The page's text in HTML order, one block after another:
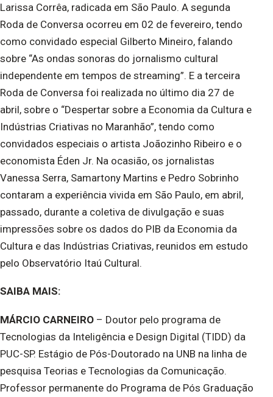
Larissa Corrêa, radicada em São Paulo. A segunda
Roda de Conversa ocorreu em 02 de fevereiro, tendo
como convidado especial Gilberto Mineiro, falando
sobre “As ondas sonoras do jornalismo cultural
independente em tempos de streaming”. E a terceira
Roda de Conversa foi realizada no último dia 27 de
abril, sobre o “Despertar sobre a Economia da Cultura e
Indústrias Criativas no Maranhão”, tendo como
convidados especiais o artista Joãozinho Ribeiro e o
economista Éden Jr. Na ocasião, os jornalistas
Vanessa Serra, Samartony Martins e Pedro Sobrinho
contaram a experiência vivida em São Paulo, em abril,
passado, durante a coletiva de divulgação e suas
impressões sobre os dados do PIB da Economia da
Cultura e das Indústrias Criativas, reunidos em estudo
pelo Observatório Itaú Cultural.
SAIBA MAIS:
MÁRCIO CARNEIRO – Doutor pelo programa de
Tecnologias da Inteligência e Design Digital (TIDD) da
PUC-SP. Estágio de Pós-Doutorado na UNB na linha de
pesquisa Teorias e Tecnologias da Comunicação.
Professor permanente do Programa de Pós Graduação